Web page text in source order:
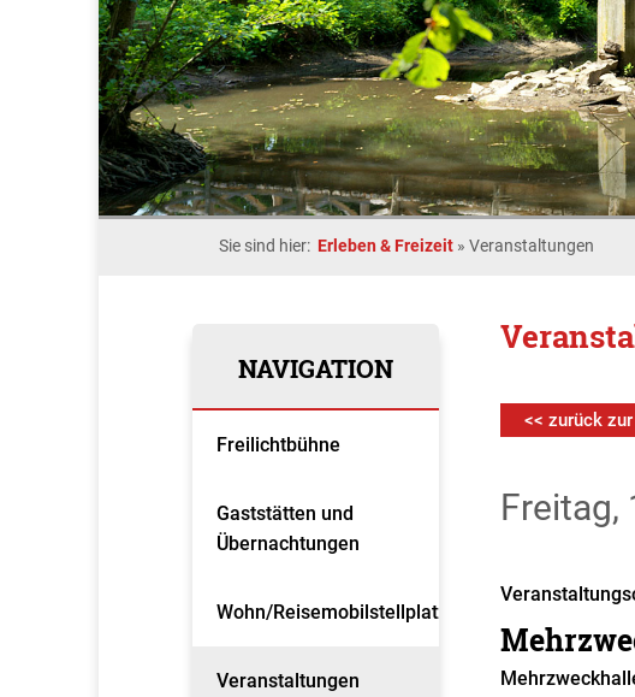
Sie sind hier: Erleben & Freizeit » Veranstaltungen
NAVIGATION
Freilichtbühne
Gaststätten und
Übernachtungen
Wohn/Reisemobilstellplatz
Veranstaltungen
<< zurück
Freitag,